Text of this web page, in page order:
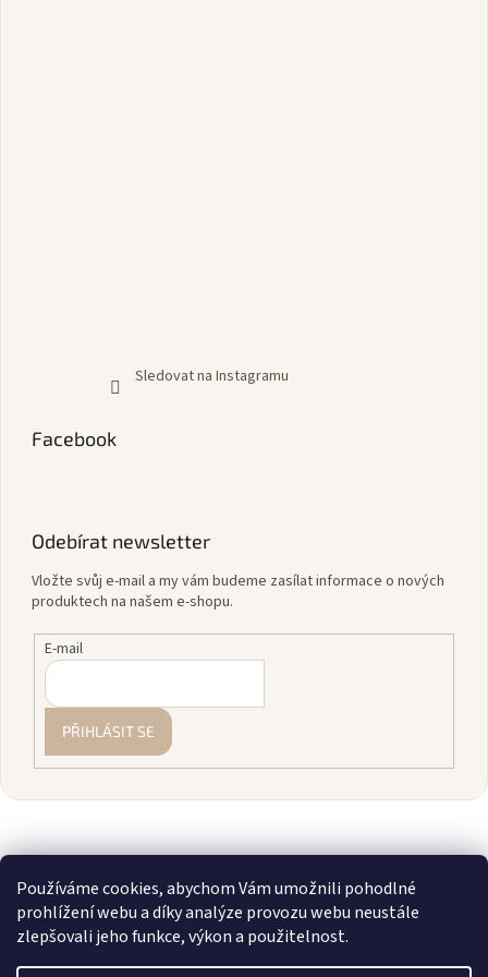
Používáme cookies, abychom Vám umožnili pohodlné
prohlížení webu a díky analýze provozu webu neustále
zlepšovali jeho funkce, výkon a použitelnost.
Sledovat na Instagramu
Facebook
Odebírat newsletter
Vložte svůj e-mail a my vám budeme zasílat informace o nových
produktech na našem e-shopu.
E-mail
PŘIHLÁSIT SE